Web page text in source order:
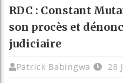
RDC : Constant
son procès et
judiciaire
Patrick Babingwa 28